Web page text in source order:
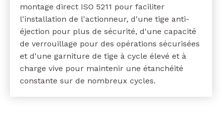
montage direct ISO 5211 pour faciliter
l'installation de l'actionneur, d'une tige anti-
éjection pour plus de sécurité, d'une capacité
de verrouillage pour des opérations sécurisées
et d'une garniture de tige à cycle élevé et à
charge vive pour maintenir une étanchéité
constante sur de nombreux cycles.